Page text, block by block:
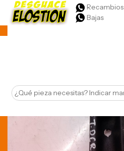
Recambios
Bajas